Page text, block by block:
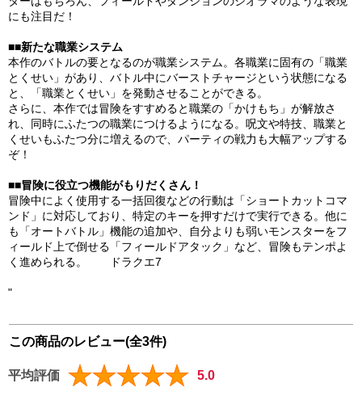
にも注目だ！
■■新たな職業システム
本作のバトルの要となるのが職業システム。各職業に固有の「職業
とくせい」があり、バトル中にバーストチャージという状態になる
と、「職業とくせい」を発動させることができる。
さらに、本作では冒険をすすめると職業の「かけもち」が解放さ
れ、同時にふたつの職業につけるようになる。呪文や特技、職業と
くせいもふたつ分に増えるので、パーティの戦力も大幅アップする
ぞ！
■■冒険に役立つ機能がもりだくさん！
冒険中によく使用する一括回復などの行動は「ショートカットコマ
ンド」に対応しており、特定のキーを押すだけで実行できる。他に
も「オートバトル」機能の追加や、自分よりも弱いモンスターをフ
ィールド上で倒せる「フィールドアタック」など、冒険もテンポよ
く進められる。 ドラクエ7
"
この商品のレビュー(全3件)
平均評価 5.0